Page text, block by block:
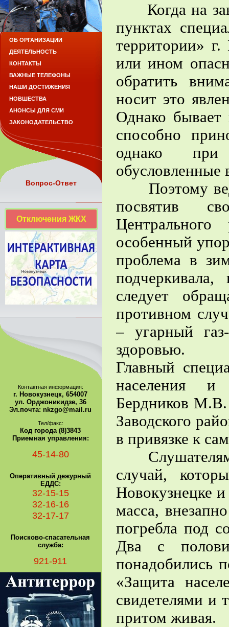
Когда на
пунктах
территории»
или ином
обратить
носит это
Однако
способно
однако
обусловленные
Поэтому
посвятив
особенный
проблема в
следует
противном
– угарный
здоровью.
Главный
населения и
Бердников
Заводского
в привязке к
Слушателям
случай,
Новокузнецке
масса,
погребла под
Два с
понадобились
«Защита
свидетелями и
притом живая.
ОБ ОРГАНИЗАЦИИ
ДЕЯТЕЛЬНОСТЬ
КОНТАКТЫ
ВАЖНЫЕ ТЕЛЕФОНЫ
НАШИ ДОСТИЖЕНИЯ
НОВШЕСТВА
АНОНСЫ ДЛЯ СМИ
ЗАКОНОДАТЕЛЬСТВО
Вопрос-Ответ
Отключения ЖКХ
Контактная информация:
г. Новокузнецк, 654007
ул. Орджоникидзе, 36
Эл.почта: nkzgo@mail.ru
Тел/факс:
Код города (8)3843
Приемная управления:
45-14-80
Оперативный дежурный
ЕДДС:
32-15-15
32-16-16
32-17-17
Поисково-спасательная
служба:
921-911